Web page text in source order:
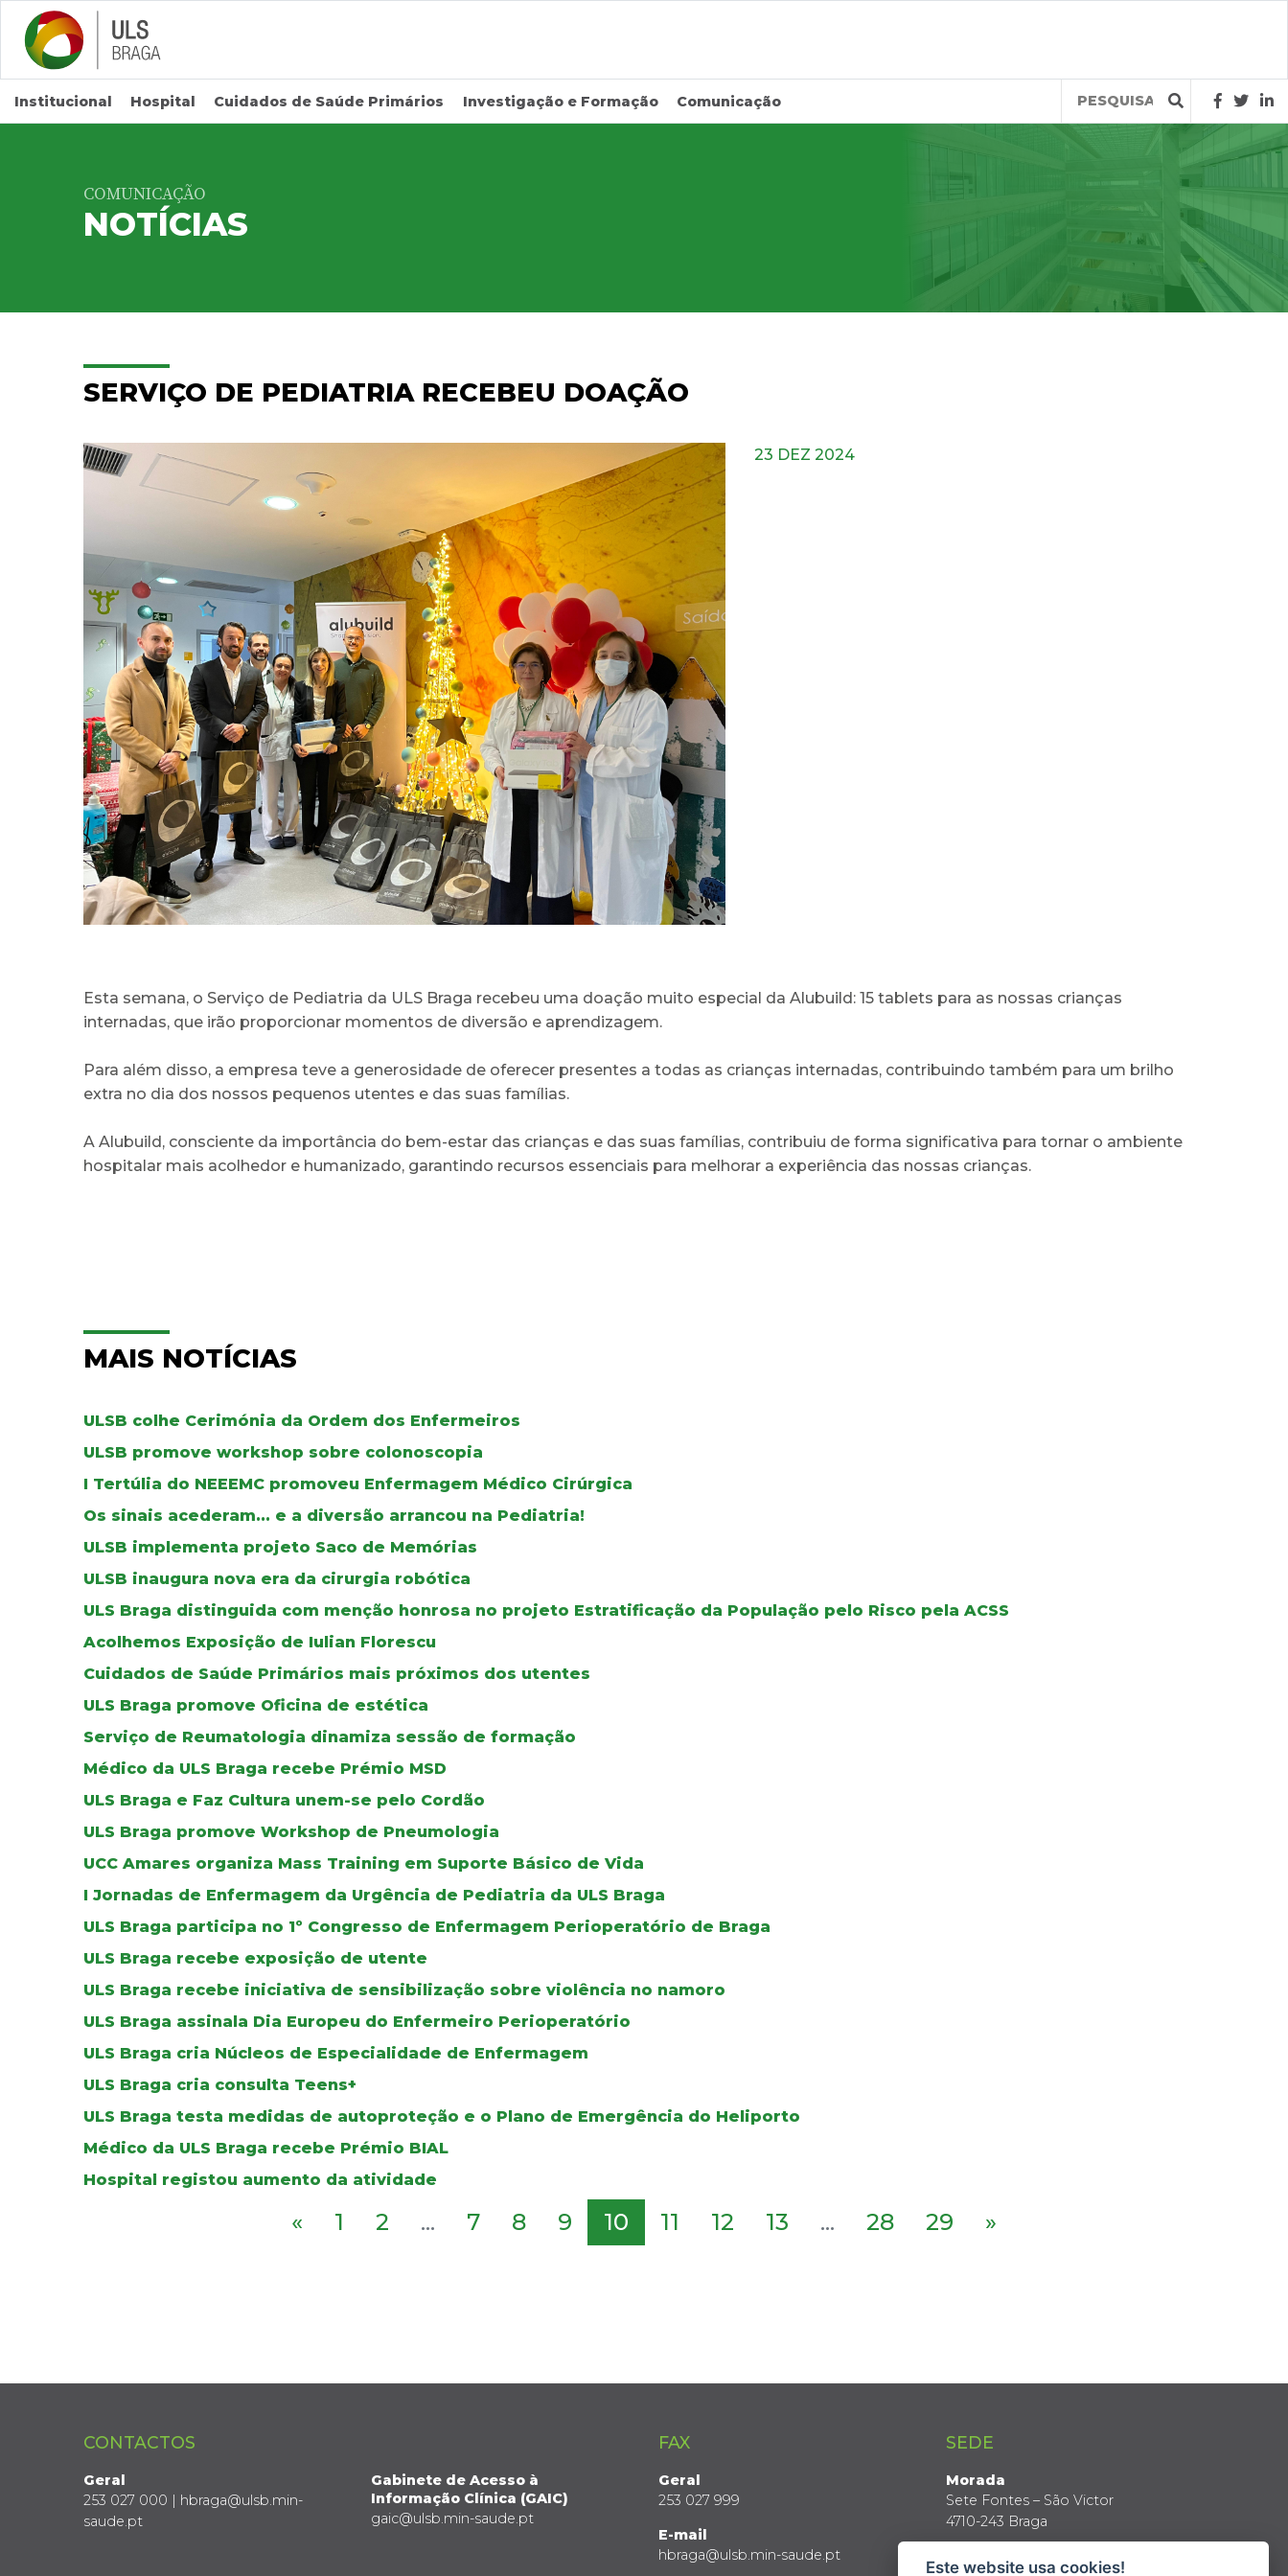
Saltar para conteúdo principal
Institucional Hospital Cuidados de Saúde Primários Investigação e Formação Comunicação
Query
COMUNICAÇÃO
NOTÍCIAS
SERVIÇO DE PEDIATRIA RECEBEU DOAÇÃO
23 DEZ 2024
Esta semana, o Serviço de Pediatria da ULS Braga recebeu uma doação muito especial da Alubuild: 15 tablets para as nossas crianças
internadas, que irão proporcionar momentos de diversão e aprendizagem.
Para além disso, a empresa teve a generosidade de oferecer presentes a todas as crianças internadas, contribuindo também para um brilho
extra no dia dos nossos pequenos utentes e das suas famílias.
A Alubuild, consciente da importância do bem-estar das crianças e das suas famílias, contribuiu de forma significativa para tornar o ambiente
hospitalar mais acolhedor e humanizado, garantindo recursos essenciais para melhorar a experiência das nossas crianças.
MAIS NOTÍCIAS
ULSB colhe Cerimónia da Ordem dos Enfermeiros
ULSB promove workshop sobre colonoscopia
I Tertúlia do NEEEMC promoveu Enfermagem Médico Cirúrgica
Os sinais acederam... e a diversão arrancou na Pediatria!
ULSB implementa projeto Saco de Memórias
ULSB inaugura nova era da cirurgia robótica
ULS Braga distinguida com menção honrosa no projeto Estratificação da População pelo Risco pela ACSS
Acolhemos Exposição de Iulian Florescu
Cuidados de Saúde Primários mais próximos dos utentes
ULS Braga promove Oficina de estética
Serviço de Reumatologia dinamiza sessão de formação
Médico da ULS Braga recebe Prémio MSD
ULS Braga e Faz Cultura unem-se pelo Cordão
ULS Braga promove Workshop de Pneumologia
UCC Amares organiza Mass Training em Suporte Básico de Vida
I Jornadas de Enfermagem da Urgência de Pediatria da ULS Braga
ULS Braga participa no 1º Congresso de Enfermagem Perioperatório de Braga
ULS Braga recebe exposição de utente
ULS Braga recebe iniciativa de sensibilização sobre violência no namoro
ULS Braga assinala Dia Europeu do Enfermeiro Perioperatório
ULS Braga cria Núcleos de Especialidade de Enfermagem
ULS Braga cria consulta Teens+
ULS Braga testa medidas de autoproteção e o Plano de Emergência do Heliporto
Médico da ULS Braga recebe Prémio BIAL
Hospital registou aumento da atividade
« 1 2 ... 7 8 9 10 11 12 13 ... 28 29 »
CONTACTOS
Geral
253 027 000 | hbraga@ulsb.min-
saude.pt
Gabinete de Acesso à
Informação Clínica (GAIC)
gaic@ulsb.min-saude.pt
FAX
Geral
253 027 999
E-mail
hbraga@ulsb.min-saude.pt
SEDE
Morada
Sete Fontes – São Victor
4710-243 Braga
Este website usa cookies!